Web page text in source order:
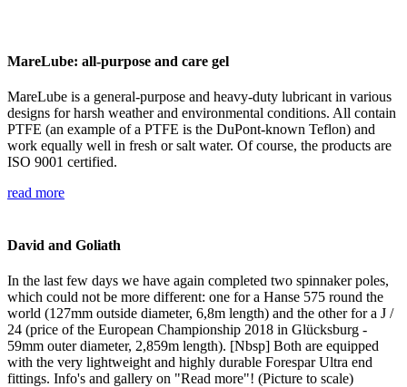
MareLube: all-purpose and care gel
MareLube is a general-purpose and heavy-duty lubricant in various
designs for harsh weather and environmental conditions. All contain
PTFE (an example of a PTFE is the DuPont-known Teflon) and
work equally well in fresh or salt water. Of course, the products are
ISO 9001 certified.
read more
David and Goliath
In the last few days we have again completed two spinnaker poles,
which could not be more different: one for a Hanse 575 round the
world (127mm outside diameter, 6,8m length) and the other for a J /
24 (price of the European Championship 2018 in Glücksburg -
59mm outer diameter, 2,859m length). [Nbsp] Both are equipped
with the very lightweight and highly durable Forespar Ultra end
fittings. Info's and gallery on "Read more"! (Picture to scale)